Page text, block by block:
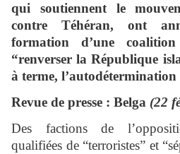
qui soutiennent le
contre Téhéran, ont
formation d’une
“renverser la République
à terme,
Revue de presse : Belga (22
Des factions de
qualifiées de “terroristes” et